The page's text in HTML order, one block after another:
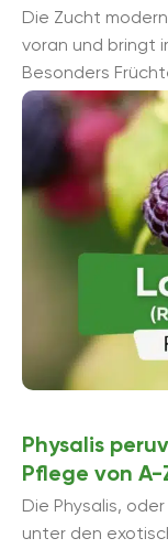
Die Zucht
voran und bringt
Besonders
Trend. Jung und
Physalis
Pflege von A-
Die Physalis,
unter den